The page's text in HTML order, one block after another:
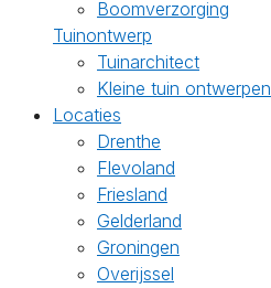
Boomverzorging
Tuinontwerp
Tuinarchitect
Kleine tuin ontwerpen
Locaties
Drenthe
Flevoland
Friesland
Gelderland
Groningen
Overijssel